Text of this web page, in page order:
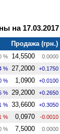
на 17.03.2017
Продажа (грн.)
% 14,5500 0.0000
% 27,2000 +0.1750
% 1,0900 +0.0100
% 29,2000 +0.2650
% 33,6600 +0.3050
% 0,0970 -0.0010
% 7,5000 0.0000